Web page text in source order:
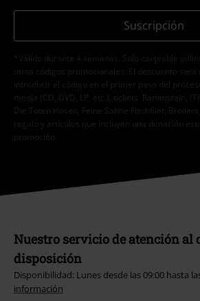
Suscripción
*Válido durante 4 semanas. Solo canjeable
otros códigos promocionales. El descuento
introducir el código en el primer paso del
media (CD, DVD, LP, etc.), tickets, Rammstein,
Die Toten Hosen, Feine Sahne Fischfilet,
regalo y artículos que incluyen una donación
promoción.
Nuestro servicio de atención al
disposición
Disponibilidad: Lunes desde las 09:00 hasta
información